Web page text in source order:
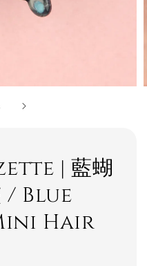
| 藍蝴
/ Blue
Hair